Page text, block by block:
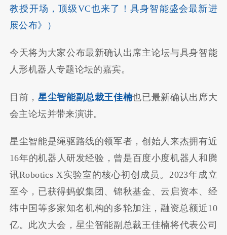
教授开场，顶级VC也来了！具身智能盛会最新进
展公布》
）
今天将为大家公布最新确认出席主论坛与具身智能
人形机器人专题论坛的嘉宾。
目前，星尘智能副总裁王佳楠也已最新确认出席大
会主论坛并带来演讲。
星尘智能是绳驱路线的领军者，创始人来杰拥有近
16年的机器人研发经验，曾是百度小度机器人和腾
讯Robotics X实验室的核心初创成员。2023年成立
至今，已获得蚂蚁集团、锦秋基金、云启资本、经
纬中国等多家知名机构的多轮加注，融资总额近10
亿。此次大会，星尘智能副总裁王佳楠将代表公司